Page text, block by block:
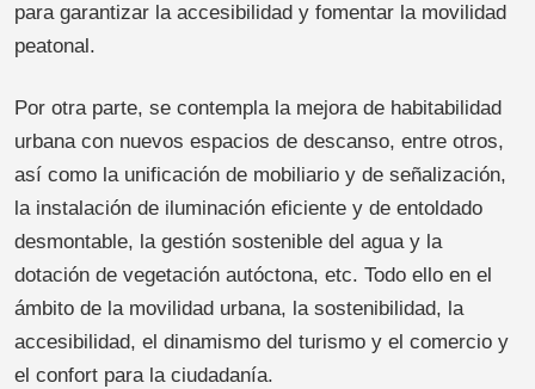
para garantizar la accesibilidad y fomentar la movilidad
peatonal.
Por otra parte, se contempla la mejora de habitabilidad
urbana con nuevos espacios de descanso, entre otros,
así como la unificación de mobiliario y de señalización,
la instalación de iluminación eficiente y de entoldado
desmontable, la gestión sostenible del agua y la
dotación de vegetación autóctona, etc. Todo ello en el
ámbito de la movilidad urbana, la sostenibilidad, la
accesibilidad, el dinamismo del turismo y el comercio y
el confort para la ciudadanía.